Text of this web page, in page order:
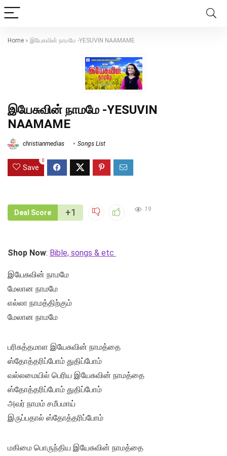
Home » இயேசுவின் நாமமே -YESUVIN NAAMAME
இயேசுவின் நாமமே -YESUVIN
NAAMAME
christianmedias Songs List
Save
0
Deal Score +1 19
Shop Now: Bible, songs & etc
இயேசுவின் நாமமே
மேலான நாமமே
எல்லா நாமத்திற்கும்
மேலான நாமமே
பரிசுத்தமாள இயேசுவின் நாமத்தை
ஸ்தோத்தரிப்போம் துதிப்போம்
வல்லமையில் பெரிய இயேசுவின் நாமத்தை
ஸ்தோத்தரிப்போம் துதிப்போம்
அவர் நாமம் சமீபமாய்
இருப்பதால் ஸ்தோத்தரிப்போம்
மகிமை பொருந்திய இயேசுவின் நாமத்தை